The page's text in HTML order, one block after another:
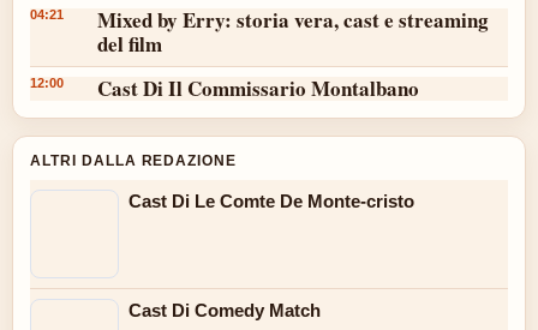
04:21
Mixed by Erry: storia vera, cast e streaming
del film
12:00 Cast Di Il Commissario Montalbano
ALTRI DALLA REDAZIONE
Cast Di Le Comte De Monte-cristo
Cast Di Comedy Match